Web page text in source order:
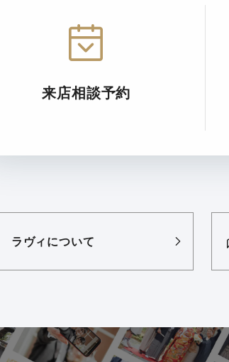
来店相談予約
ラヴィについて